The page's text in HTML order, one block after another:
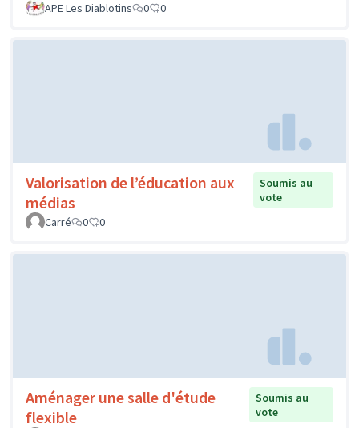
APE Les Diablotins
0 0
Valorisation de l’éducation aux
médias
Soumis au
vote
Carré
0 0
Aménager une salle d'étude
flexible
Soumis au
vote